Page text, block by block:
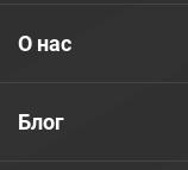
Блог
О нас